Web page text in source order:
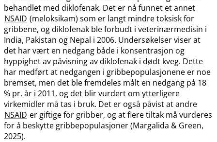
behandlet med diklofenak. Det er nå funnet et annet
NSAID (meloksikam) som er langt mindre toksisk for
gribbene, og diklofenak ble forbudt i veterinærmedisin i
India, Pakistan og Nepal i 2006. Undersøkelser viser at
det har vært en nedgang både i konsentrasjon og
hyppighet av påvisning av diklofenak i dødt kveg. Dette
har medført at nedgangen i gribbepopulasjonene er noe
bremset, men det ble fremdeles målt en nedgang på 18
% pr. år i 2011, og det blir vurdert om ytterligere
virkemidler må tas i bruk. Det er også påvist at andre
NSAID er giftige for gribber, og at flere tiltak må vurderes
for å beskytte gribbepopulasjoner (Margalida & Green,
2025).